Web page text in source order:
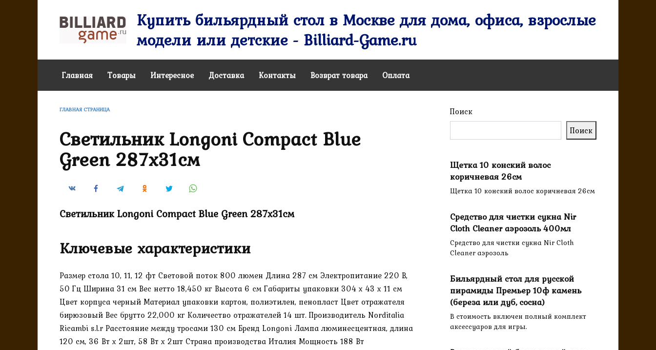
Купить бильярдный стол в Москве для дома, офиса, взрослые
модели или детские - Billiard-Game.ru
Главная Товары Интересное Доставка Контакты Возврат товара Оплата
ГЛАВНАЯ СТРАНИЦА
Светильник Longoni Compact Blue
Green 287х31см
Светильник Longoni Compact Blue Green 287х31см
Ключевые характеристики
Размер стола 10, 11, 12 фт Световой поток 800 люмен Длина 287 см Электропитание 220 В,
50 Гц Ширина 31 см Вес нетто 18,450 кг Высота 6 см Габариты упаковки 304 х 43 х 11 см
Цвет корпуса черный Материал упаковки картон, полиэтилен, пенопласт Цвет отражателя
бирюзовый Вес брутто 22,000 кг Количество отражателей 14 шт. Производитель Norditalia
Ricambi s.l.r Расстояние между тросами 130 см Бренд Longoni Лампа люминесцентная, длина
120 см, 36 Вт х 2шт, 58 Вт х 2шт Страна производства Италия Мощность 188 Вт
Поиск
Поиск
Щетка 10 конский волос
коричневая 26см
Щетка 10 конский волос коричневая 26см
Средство для чистки сукна Nir
Cloth Cleaner аэрозоль 400мл
Средство для чистки сукна Nir Cloth
Cleaner аэрозоль
Бильярдный стол для русской
пирамиды Премьер 10ф камень
(береза или дуб, сосна)
В стоимость включен полный комплект
аксессуаров для игры.